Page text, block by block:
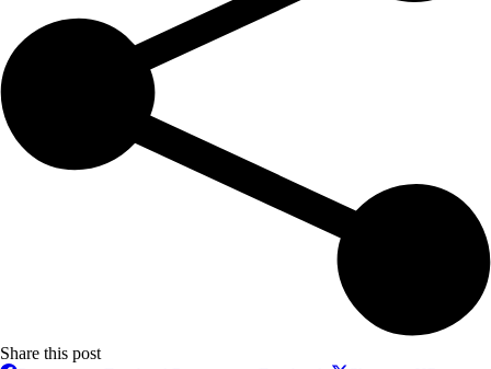
Share this post